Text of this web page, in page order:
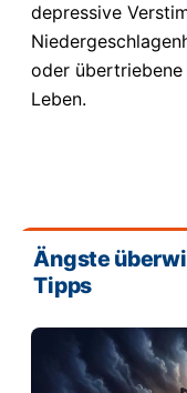
depressive
oder
Leben.
Ängste
Tipps